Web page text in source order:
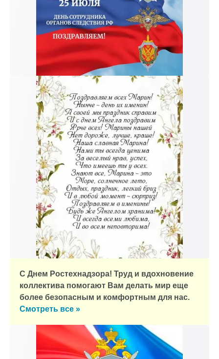
С Днем Ростехнадзора! Труд и вдохновение
коллектива помогают Вам делать мир еще
более безопасным и комфортным для нас.
Смотреть все »